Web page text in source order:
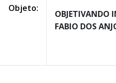
Objeto:
OBJETIVANDO
FABIO DOS